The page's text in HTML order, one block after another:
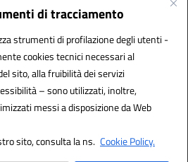
di tracciamento
strumenti di profilazione degli utenti -
cookies tecnici necessari al
sito, alla fruibilità dei servizi
– sono utilizzati, inoltre,
messi a disposizione da Web
sito, consulta la ns. Cookie Policy.
naic8et00d@pec.istruzione.it
(IPA): clcc_063
UFVE8K
by 3D Solution S.r.l.
by Designers Italia